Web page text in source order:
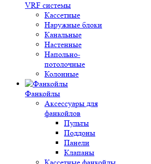
VRF системы
Кассетные
Наружные блоки
Канальные
Настенные
Напольно-
потолочные
Колонные
Фанкойлы
Аксессуары для
фанкойлов
Пульты
Поддоны
Панели
Клапаны